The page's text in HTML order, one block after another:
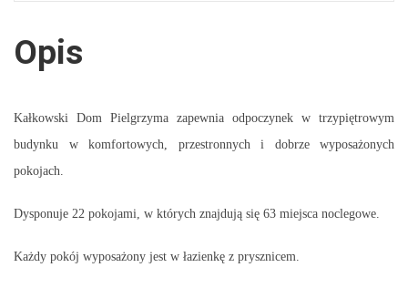
Opis
Kałkowski Dom Pielgrzyma zapewnia odpoczynek w trzypiętrowym
budynku w komfortowych, przestronnych i dobrze wyposażonych
pokojach.
Dysponuje 22 pokojami, w których znajdują się 63 miejsca noclegowe.
Każdy pokój wyposażony jest w łazienkę z prysznicem.